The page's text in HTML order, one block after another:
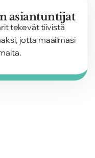
asiantuntijat
tekevät tiivistä
jotta maailmasi